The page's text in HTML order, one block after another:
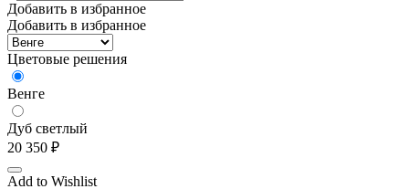
Добавить в избранное
Добавить в избранное
Цветовые решения
Венге
Дуб светлый
20 350 ₽
Add to Wishlist